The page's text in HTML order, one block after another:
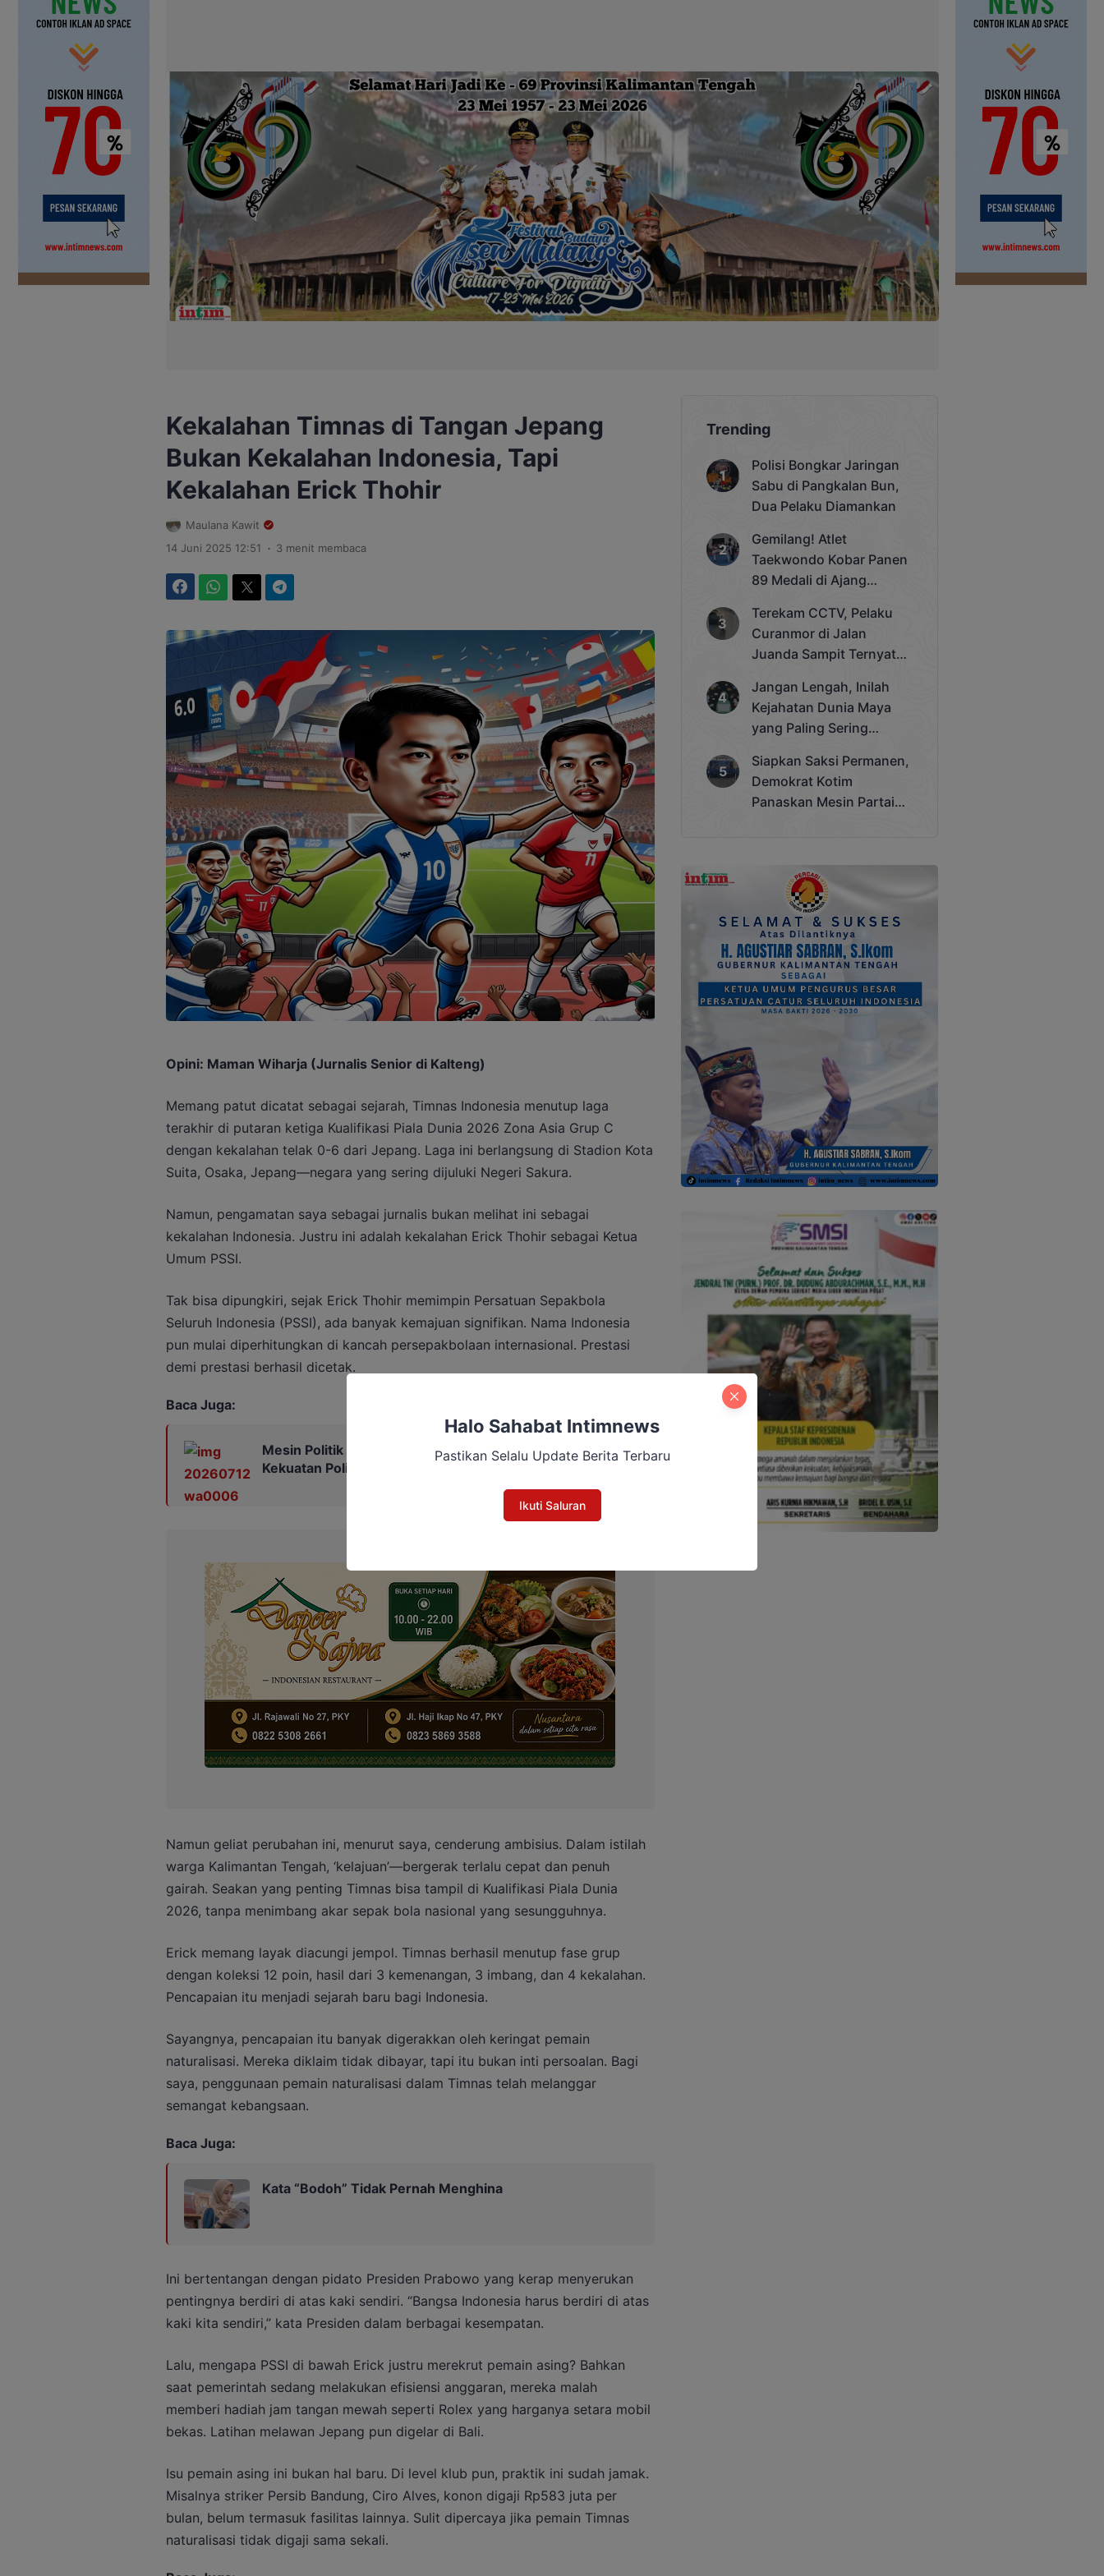
Kekalahan Timnas di Tangan Jepang
Bukan Kekalahan Indonesia, Tapi
Kekalahan Erick Thohir
Maulana Kawit
14 Juni 2025 12:51
. 3 menit membaca
Opini: Maman Wiharja (Jurnalis Senior di Kalteng)
Memang patut dicatat sebagai sejarah, Timnas Indonesia menutup laga
terakhir di putaran ketiga Kualifikasi Piala Dunia 2026 Zona Asia Grup C
dengan kekalahan telak 0-6 dari Jepang. Laga ini berlangsung di Stadion Kota
Suita, Osaka, Jepang—negara yang sering dijuluki Negeri Sakura.
Namun, pengamatan saya sebagai jurnalis bukan melihat ini sebagai
kekalahan Indonesia. Justru ini adalah kekalahan Erick Thohir sebagai Ketua
Umum PSSI.
Tak bisa dipungkiri, sejak Erick Thohir memimpin Persatuan Sepakbola
Seluruh Indonesia (PSSI), ada banyak kemajuan signifikan. Nama Indonesia
pun mulai diperhitungkan di kancah persepakbolaan internasional. Prestasi
demi prestasi berhasil dicetak.
Baca Juga:
Mesin Politik Mulai Dipanaskan: Membaca Pergeseran
Kekuatan Politik Katingan Menuju 2029 (Bagian I)
Namun geliat perubahan ini, menurut saya, cenderung ambisius. Dalam istilah
warga Kalimantan Tengah, ‘kelajuan’—bergerak terlalu cepat dan penuh
gairah. Seakan yang penting Timnas bisa tampil di Kualifikasi Piala Dunia
2026, tanpa menimbang akar sepak bola nasional yang sesungguhnya.
Erick memang layak diacungi jempol. Timnas berhasil menutup fase grup
dengan koleksi 12 poin, hasil dari 3 kemenangan, 3 imbang, dan 4 kekalahan.
Pencapaian itu menjadi sejarah baru bagi Indonesia.
Sayangnya, pencapaian itu banyak digerakkan oleh keringat pemain
naturalisasi. Mereka diklaim tidak dibayar, tapi itu bukan inti persoalan. Bagi
saya, penggunaan pemain naturalisasi dalam Timnas telah melanggar
semangat kebangsaan.
Baca Juga:
Kata “Bodoh” Tidak Pernah Menghina
Ini bertentangan dengan pidato Presiden Prabowo yang kerap menyerukan
pentingnya berdiri di atas kaki sendiri. “Bangsa Indonesia harus berdiri di atas
kaki kita sendiri,” kata Presiden dalam berbagai kesempatan.
Lalu, mengapa PSSI di bawah Erick justru merekrut pemain asing? Bahkan
saat pemerintah sedang melakukan efisiensi anggaran, mereka malah
memberi hadiah jam tangan mewah seperti Rolex yang harganya setara mobil
bekas. Latihan melawan Jepang pun digelar di Bali.
Isu pemain asing ini bukan hal baru. Di level klub pun, praktik ini sudah jamak.
Misalnya striker Persib Bandung, Ciro Alves, konon digaji Rp583 juta per
bulan, belum termasuk fasilitas lainnya. Sulit dipercaya jika pemain Timnas
naturalisasi tidak digaji sama sekali.
Trending
Polisi Bongkar Jaringan
Sabu di Pangkalan Bun,
Dua Pelaku Diamankan
Gemilang! Atlet
Taekwondo Kobar Panen
89 Medali di Ajang
Cup 2025
Terekam CCTV, Pelaku
Curanmor di Jalan
Juanda Sampit Ternyata
Jangan Lengah, Inilah
Kejahatan Dunia Maya
yang Paling Sering
Siapkan Saksi Permanen,
Demokrat Kotim
Panaskan Mesin Partai
Halo Sahabat Intimnews
Pastikan Selalu Update Berita Terbaru
Ikuti Saluran